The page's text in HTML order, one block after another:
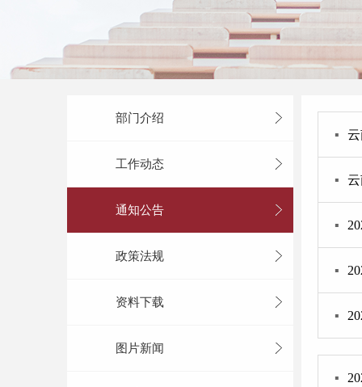
部门介绍
工作动态
通知公告
政策法规
资料下载
图片新闻
▪
▪
▪
▪
▪
▪